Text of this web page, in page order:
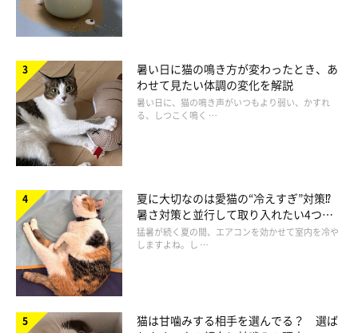
暑い日に猫の鳴き方が変わったとき、あ
わせて見たい体調の変化を解説
暑い日に、猫の鳴き声がいつもより弱い、かすれ
る、しつこく鳴く …
夏に大切なのは愛猫の“冷えすぎ”対策⁉
暑さ対策と並行して取り入れたい4つの
工夫
猛暑が続く夏の間、エアコンを効かせて室内を冷や
しますよね。し …
猫は甘噛みする相手を選んでる？ 選ば